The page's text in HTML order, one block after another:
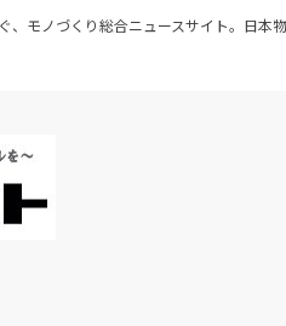
、モノづくり総合ニュースサイト。日本